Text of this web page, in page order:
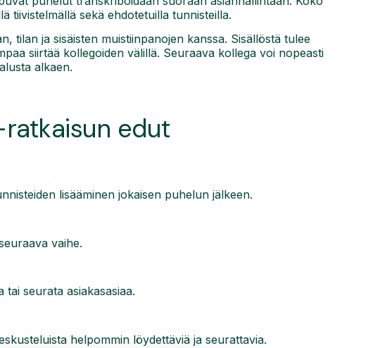
tiivistelmällä sekä ehdotetuilla tunnisteilla.
tilan ja sisäisten muistiinpanojen kanssa. Sisällöstä tulee
siirtää kollegoiden välillä. Seuraava kollega voi nopeasti
alkaen.
edut
lisääminen jokaisen puhelun jälkeen.
vaihe.
seurata asiakasasiaa.
helpommin löydettäviä ja seurattavia.